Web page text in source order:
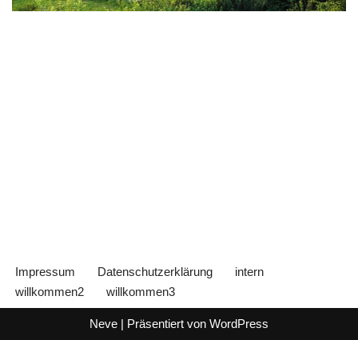
Impressum Datenschutzerklärung
intern
willkommen2
willkommen3
Neve | Präsentiert von WordPress